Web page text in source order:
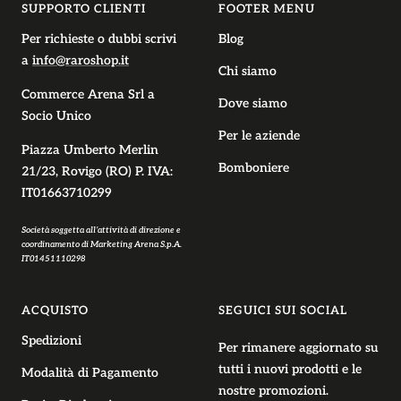
SUPPORTO CLIENTI
Per richieste o dubbi scrivi
a info@raroshop.it
Commerce Arena Srl a
Socio Unico
Piazza Umberto Merlin
21/23, Rovigo (RO) P. IVA:
IT01663710299
Società soggetta all’attività di direzione e
coordinamento di Marketing Arena S.p.A.
IT01451110298
FOOTER MENU
Blog
Chi siamo
Dove siamo
Per le aziende
Bomboniere
ACQUISTO
Spedizioni
Modalità di Pagamento
SEGUICI SUI SOCIAL
Per rimanere aggiornato su
tutti i nuovi prodotti e le
nostre promozioni.